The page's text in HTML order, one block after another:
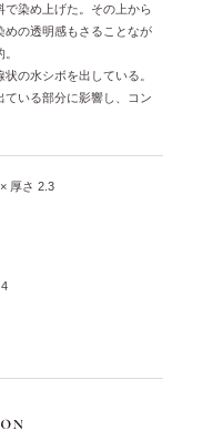
で染め上げた。その上から
めの透明感もさることなが
の水シボを出している。
ている部分に影響し、コン
厚さ 2.3